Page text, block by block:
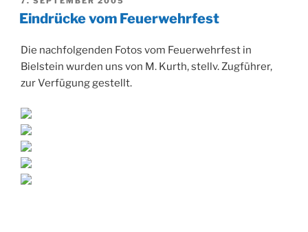
AM
Eindrücke vom Feuerwehrfest
Die nachfolgenden Fotos vom Feuerwehrfest in
Bielstein wurden uns von M. Kurth, stellv. Zugführer,
zur Verfügung gestellt.